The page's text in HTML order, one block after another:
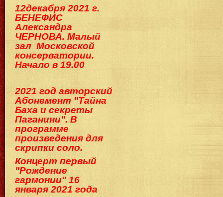
12декабря 2021 г.
БЕНЕФИС
Александра
ЧЕРНОВА. Малый
зал Московской
консерватории.
Начало в 19.00
2021 год авторский
Абонемент "Тайна
Баха и секреты
Паганини". В
программе
произведения для
скрипки соло.
Концерт первый
"Рождение
гармонии" 16
января 2021 года